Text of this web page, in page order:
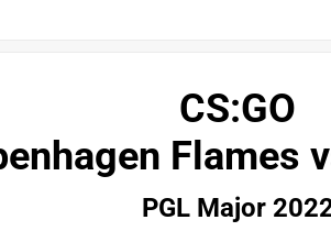
CS:GO
Flames
PGL Major